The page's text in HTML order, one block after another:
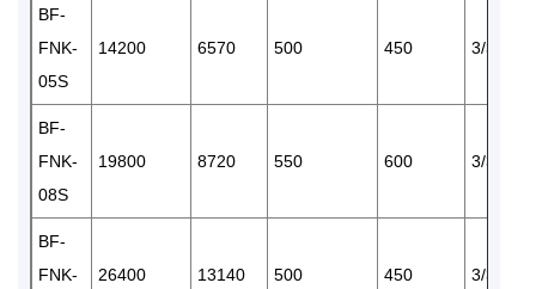
BF-
FNK-
05S
14200 6570 500 450 3/380
BF-
FNK-
08S
19800 8720 550 600 3/380
BF-
FNK-
26400 13140 500 450 3/380